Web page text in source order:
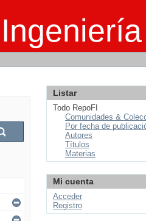
Listar
Todo RepoFI
Comunidades &
Por fecha de
Autores
Títulos
Materias
Mi cuenta
Acceder
Registro